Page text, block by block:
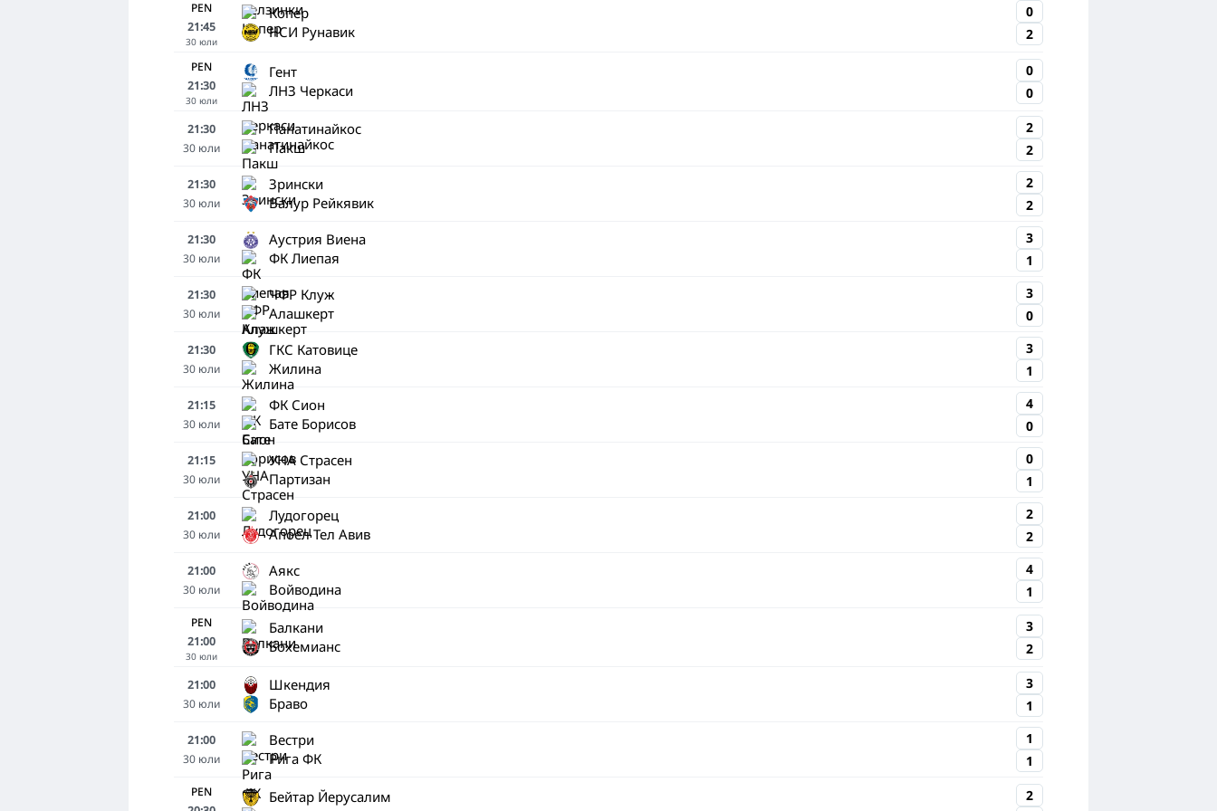
PEN
21:45
30 юли
Копер
НСИ Рунавик
0
2
PEN
21:30
30 юли
Гент
ЛНЗ Черкаси
0
0
21:30
30 юли
Панатинайкос
Пакш
2
2
21:30
30 юли
Зрински
Валур Рейкявик
2
2
21:30
30 юли
Аустрия Виена
ФК Лиепая
3
1
21:30
30 юли
ЧФР Клуж
Алашкерт
3
0
21:30
30 юли
ГКС Катовице
Жилина
3
1
21:15
30 юли
ФК Сион
Бате Борисов
4
0
21:15
30 юли
УНА Страсен
Партизан
0
1
21:00
30 юли
Лудогорец
Апоел Тел Авив
2
2
21:00
30 юли
Аякс
Войводина
4
1
PEN
21:00
30 юли
Балкани
Бохемианс
3
2
21:00
30 юли
Шкендия
Браво
3
1
21:00
30 юли
Вестри
Рига ФК
1
1
PEN
Бейтар Йерусалим
2